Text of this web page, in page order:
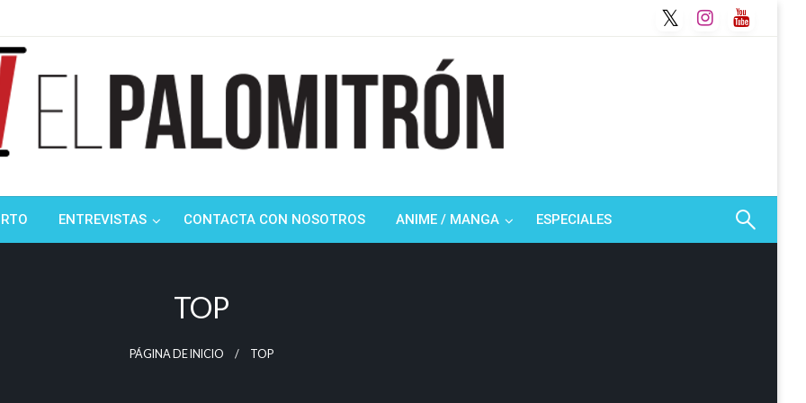
ENTREVISTAS CONTACTA CON NOSOTROS ANIME / MANGA ESPECIALES
TOP
PÁGINA DE INICIO TOP